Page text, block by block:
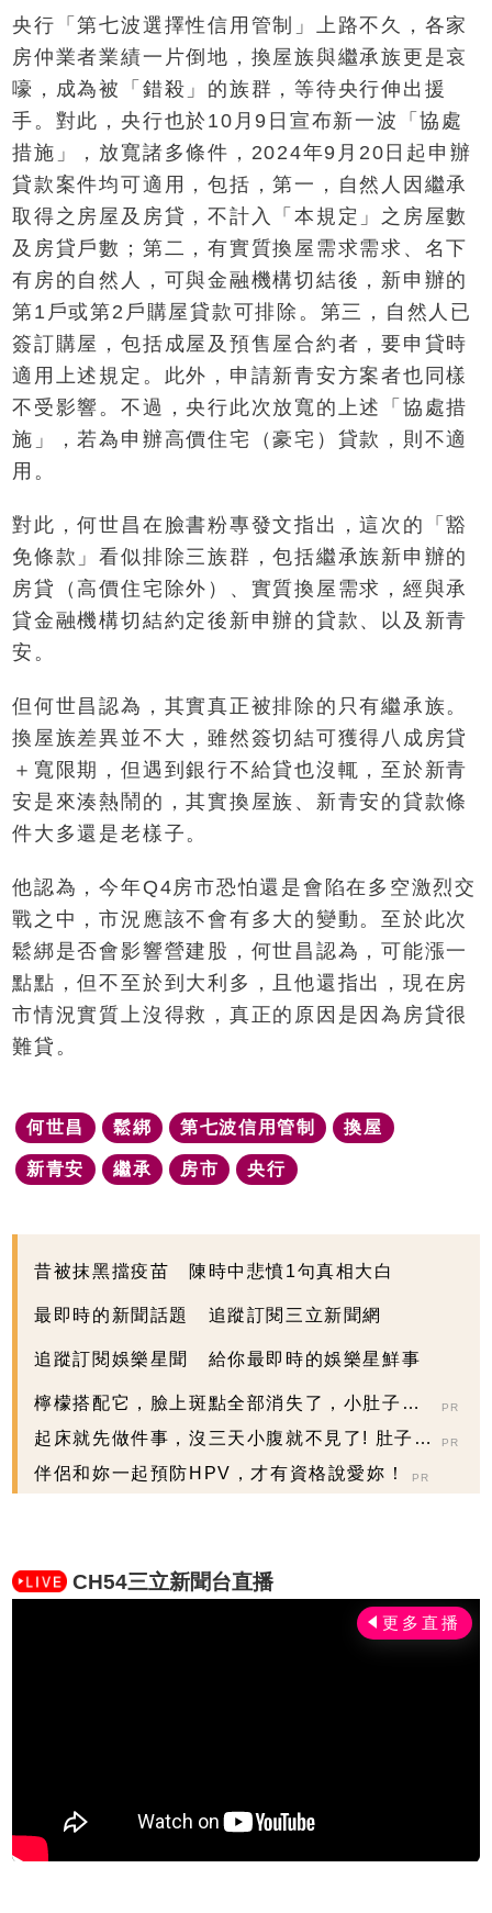
央行「第七波選擇性信用管制」上路不久，各家
房仲業者業績一片倒地，換屋族與繼承族更是哀
嚎，成為被「錯殺」的族群，等待央行伸出援
手。對此，央行也於10月9日宣布新一波「協處
措施」，放寬諸多條件，2024年9月20日起申辦
貸款案件均可適用，包括，第一，自然人因繼承
取得之房屋及房貸，不計入「本規定」之房屋數
及房貸戶數；第二，有實質換屋需求需求、名下
有房的自然人，可與金融機構切結後，新申辦的
第1戶或第2戶購屋貸款可排除。第三，自然人已
簽訂購屋，包括成屋及預售屋合約者，要申貸時
適用上述規定。此外，申請新青安方案者也同樣
不受影響。不過，央行此次放寬的上述「協處措
施」，若為申辦高價住宅（豪宅）貸款，則不適
用。
對此，何世昌在臉書粉專發文指出，這次的「豁
免條款」看似排除三族群，包括繼承族新申辦的
房貸（高價住宅除外）、實質換屋需求，經與承
貸金融機構切結約定後新申辦的貸款、以及新青
安。
但何世昌認為，其實真正被排除的只有繼承族。
換屋族差異並不大，雖然簽切結可獲得八成房貸
＋寬限期，但遇到銀行不給貸也沒輒，至於新青
安是來湊熱鬧的，其實換屋族、新青安的貸款條
件大多還是老樣子。
他認為，今年Q4房市恐怕還是會陷在多空激烈交
戰之中，市況應該不會有多大的變動。至於此次
鬆綁是否會影響營建股，何世昌認為，可能漲一
點點，但不至於到大利多，且他還指出，現在房
市情況實質上沒得救，真正的原因是因為房貸很
難貸。
何世昌 鬆綁 第七波信用管制 換屋
新青安 繼承 房市 央行
昔被抹黑擋疫苗 陳時中悲憤1句真相大白
最即時的新聞話題 追蹤訂閱三立新聞網
追蹤訂閱娛樂星聞 給你最即時的娛樂星鮮事
檸檬搭配它，臉上斑點全部消失了，小肚子都
變平坦了
PR
起床就先做件事，沒三天小腹就不見了! 肚子一
天天變小！
PR
伴侶和妳一起預防HPV，才有資格說愛妳！ PR
CH54三立新聞台直播